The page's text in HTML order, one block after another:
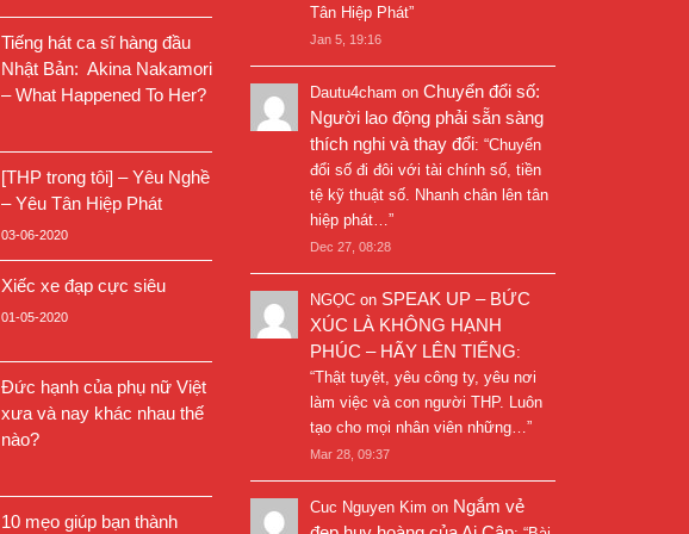
Tiếng hát ca sĩ hàng đầu
Nhật Bản: Akina Nakamori
– What Happened To Her?
[THP trong tôi] – Yêu Nghề
– Yêu Tân Hiệp Phát
03-06-2020
Xiếc xe đạp cực siêu
01-05-2020
Đức hạnh của phụ nữ Việt
xưa và nay khác nhau thế
nào?
10 mẹo giúp bạn thành
Tân Hiệp Phát”
Jan 5, 19:16
Dautu4cham on Chuyển đổi số:
Người lao động phải sẵn sàng
thích nghi và thay đổi: “Chuyển
đổi số đi đôi với tài chính số, tiền
tệ kỹ thuật số. Nhanh chân lên tân
hiệp phát…”
Dec 27, 08:28
NGỌC on SPEAK UP – BỨC
XÚC LÀ KHÔNG HẠNH
PHÚC – HÃY LÊN TIẾNG:
“Thật tuyệt, yêu công ty, yêu nơi
làm việc và con người THP. Luôn
tạo cho mọi nhân viên những…”
Mar 28, 09:37
Cuc Nguyen Kim on Ngắm vẻ